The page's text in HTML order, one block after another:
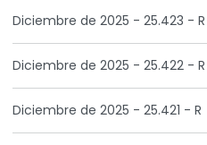
Diciembre de 2025 - 25.423 - R
Diciembre de 2025 - 25.422 - R
Diciembre de 2025 - 25.421 - R